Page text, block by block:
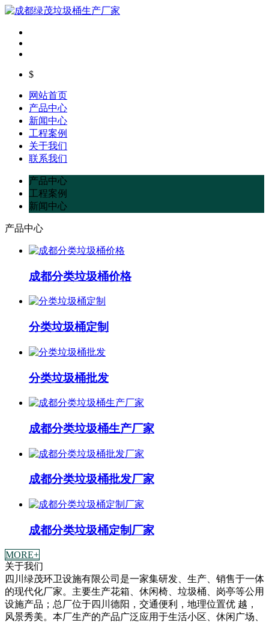
$
网站首页
产品中心
新闻中心
工程案例
关于我们
联系我们
产品中心
工程案例
新闻中心
产品中心
成都分类垃圾桶价格
分类垃圾桶定制
分类垃圾桶批发
成都分类垃圾桶生产厂家
成都分类垃圾桶批发厂家
成都分类垃圾桶定制厂家
MORE+
关于我们
四川绿茂环卫设施有限公司是一家集研发、生产、销售于一体
的现代化厂家。主要生产花箱、休闲椅、垃圾桶、岗亭等公用
设施产品；总厂位于四川德阳，交通便利，地理位置优 越，
风景秀美。本厂生产的产品广泛应用于生活小区、休闲广场、